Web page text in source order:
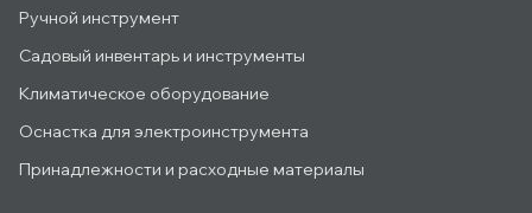
Ручной инструмент
Садовый инвентарь и инструменты
Климатическое оборудование
Оснастка для электроинструмента
Принадлежности и расходные материалы